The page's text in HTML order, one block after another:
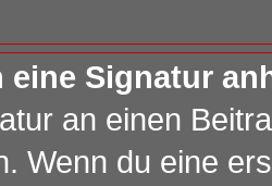
eine Signatur
an einen
Wenn du eine